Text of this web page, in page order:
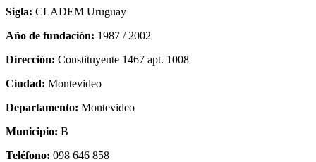
Sigla: CLADEM Uruguay
Año de fundación: 1987 / 2002
Dirección: Constituyente 1467 apt. 1008
Ciudad: Montevideo
Departamento: Montevideo
Municipio: B
Teléfono: 098 646 858